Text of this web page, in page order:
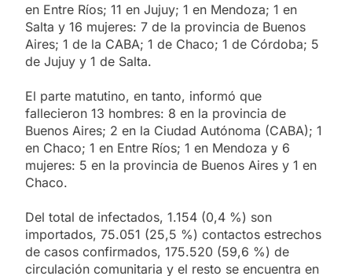
en Entre Ríos; 11 en Jujuy; 1 en Mendoza; 1 en
Salta y 16 mujeres: 7 de la provincia de Buenos
Aires; 1 de la CABA; 1 de Chaco; 1 de Córdoba; 5
de Jujuy y 1 de Salta.
El parte matutino, en tanto, informó que
fallecieron 13 hombres: 8 en la provincia de
Buenos Aires; 2 en la Ciudad Autónoma (CABA); 1
en Chaco; 1 en Entre Ríos; 1 en Mendoza y 6
mujeres: 5 en la provincia de Buenos Aires y 1 en
Chaco.
Del total de infectados, 1.154 (0,4 %) son
importados, 75.051 (25,5 %) contactos estrechos
de casos confirmados, 175.520 (59,6 %) de
circulación comunitaria y el resto se encuentra en